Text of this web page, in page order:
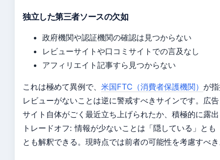
独立した第三者ソースの欠如
政府機関や認証機関の確認は見つからない
レビューサイトや口コミサイトでの言及なし
アフィリエイト記事すら見つからない
これは極めて異例で、 米国FTC（消費者保護機関） が
レビューがないことは逆に警戒すべきサインです。広
サイト自体がごく最近立ち上げられたか、積極的に露
トレードオフ: 情報が少ないことは「隠している」と
とも解釈できる。現時点では前者の可能性を考慮すべ